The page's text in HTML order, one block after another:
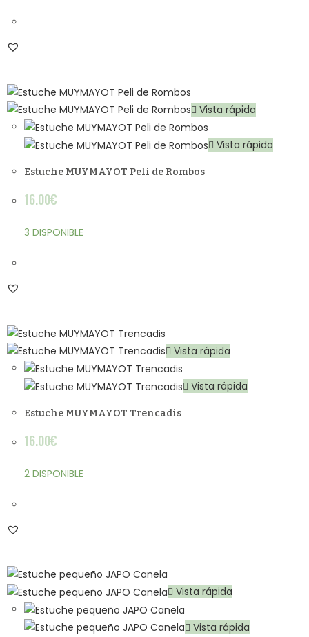
Vista rápida
Vista rápida
Estuche MUYMAYOT Peli de Rombos
16.00€
3 DISPONIBLE
Vista rápida
Vista rápida
Estuche MUYMAYOT Trencadis
16.00€
2 DISPONIBLE
Vista rápida
Vista rápida